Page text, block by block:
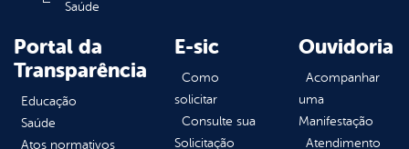
Saúde
Portal da
Transparência
Educação
Saúde
Atos normativos
E-sic
Como
solicitar
Consulte sua
Solicitação
Ouvidoria
Acompanhar
uma
Manifestação
Atendimento